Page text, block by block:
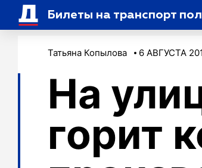
Билеты на транспорт
Татьяна Копылова 6 АВГУСТА
На
горит